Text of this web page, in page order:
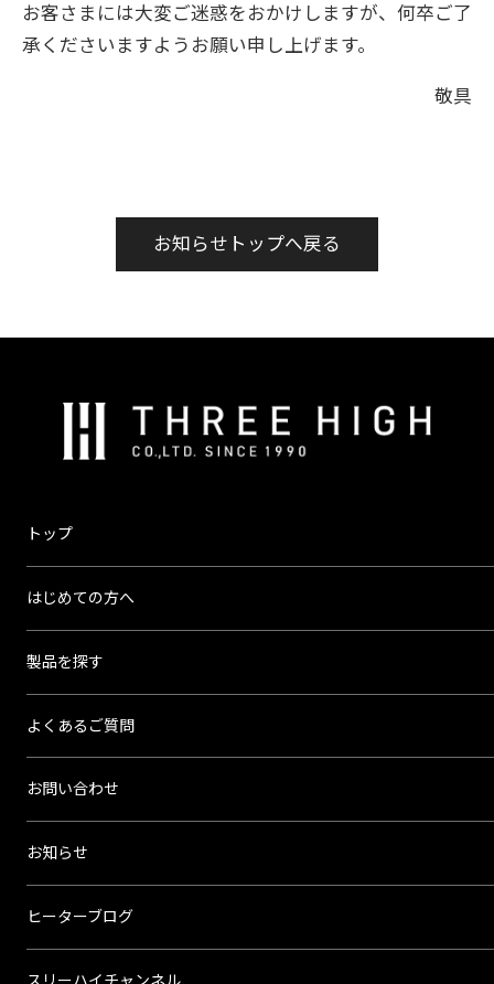
お客さまには大変ご迷惑をおかけしますが、何卒ご了
承くださいますようお願い申し上げます。
敬具
お知らせトップへ戻る
ス
ハ
イ
トップ
はじめての方へ
製品を探す
よくあるご質問
お問い合わせ
お知らせ
ヒーターブログ
スリーハイチャンネル